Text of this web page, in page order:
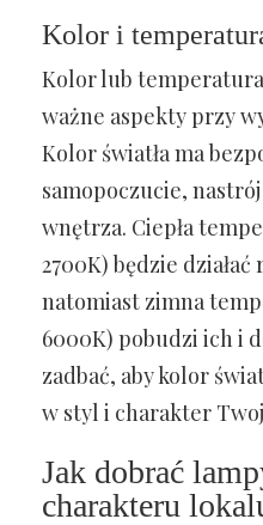
Kolor i
Kolor lub
ważne aspekty przy
Kolor światła ma
samopoczucie,
wnętrza. Ciepła
2700K) będzie
natomiast zimna
6000K) pobudzi ich i
zadbać, aby kolor
w styl i charakter
Jak dobrać
charakteru